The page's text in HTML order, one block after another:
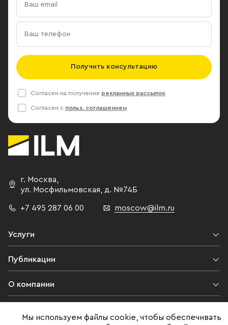
Получить консультацию
Согласен на получение рекламных рассылок
Согласен с польз. соглашением
г. Москва
ул. Мосфильмовская,
д. №74Б
+7 495 287 06 00 moscow@ilm.ru
Услуги
Публикации
О компании
Мы используем файлы cookie, чтобы обеспечивать